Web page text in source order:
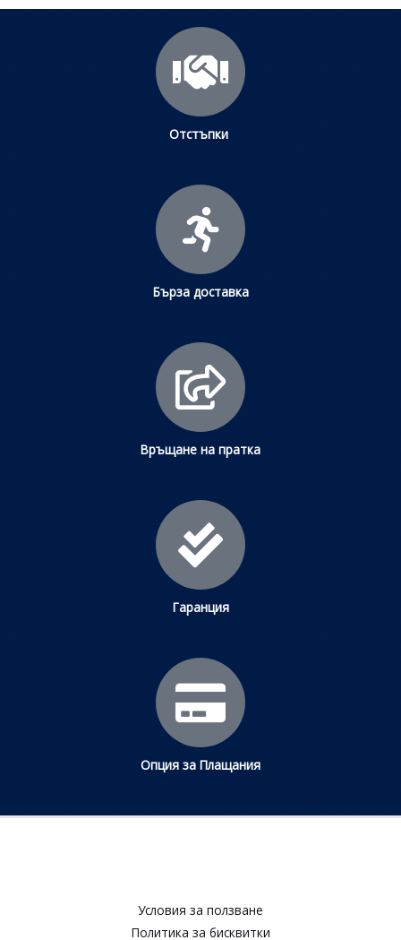
Отстъпки
Бърза доставка
Връщане на пратка
Гаранция
Опция за Плащания
Условия за ползване​
Политика за бисквитки​